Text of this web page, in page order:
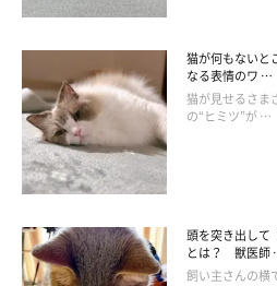
猫が何もないと
なる表情のワ …
猫が見せるさま
の“ヒミツ”が …
頭を突き出して
とは？ 獣医師
飼い主さんの横